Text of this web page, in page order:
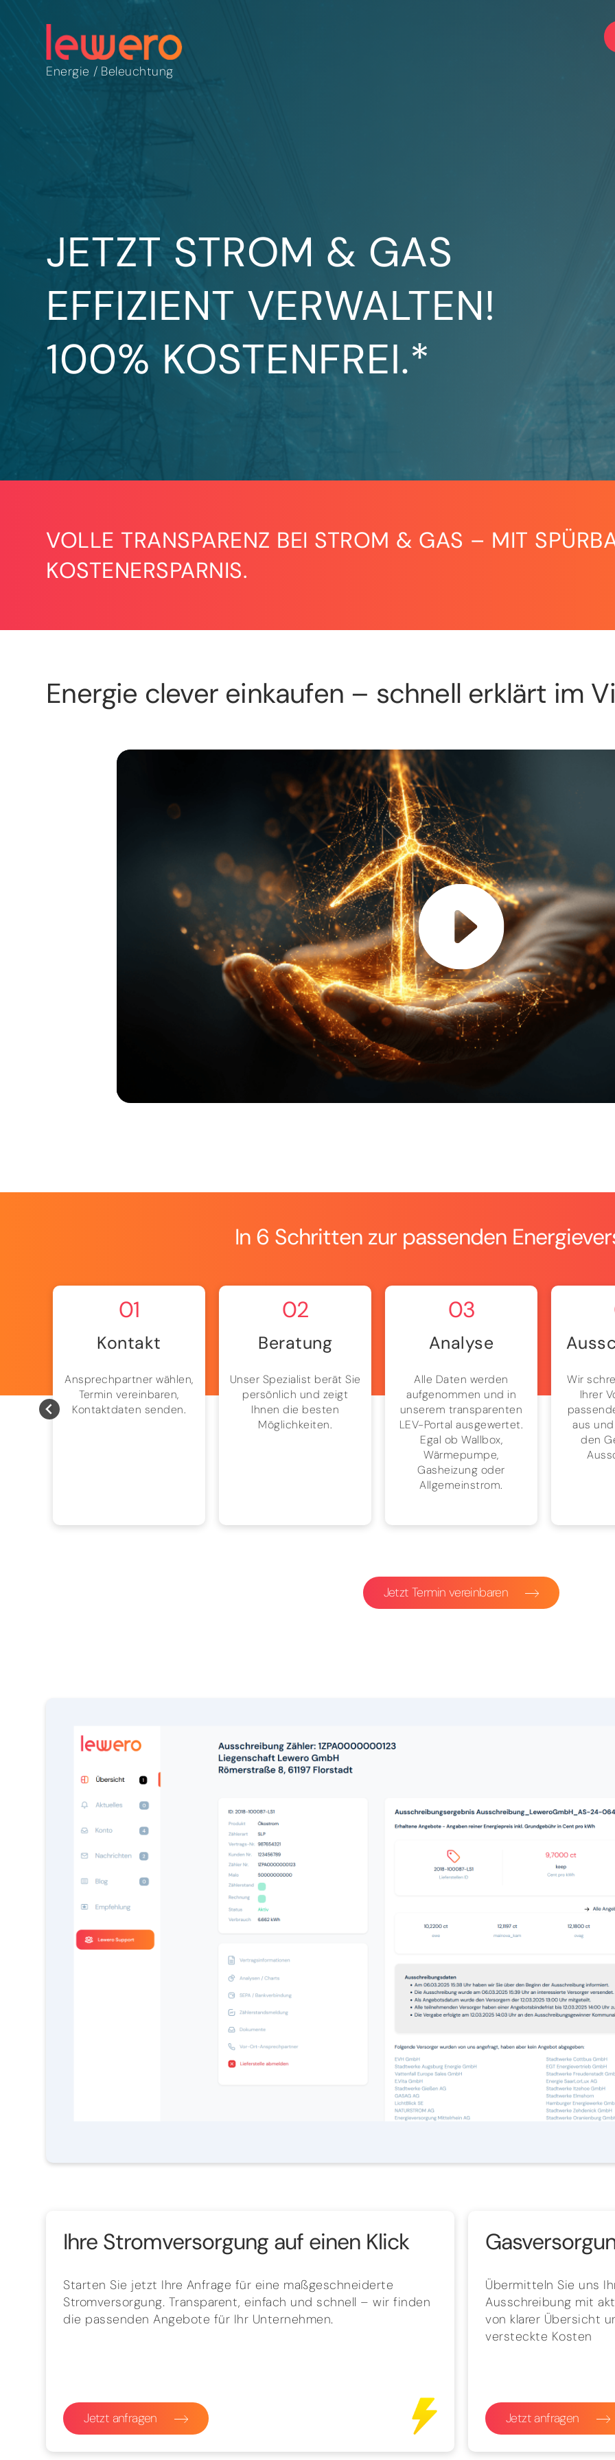
Energie / Beleuchtung
JETZT STROM & GAS
EFFIZIENT VERWALTEN!
100% KOSTENFREI.*
VOLLE TRANSPARENZ BEI STROM & GAS – MIT
KOSTENERSPARNIS.
Energie clever einkaufen – schnell erklärt im
In 6 Schritten zur passenden
uns
01
Kontakt
Ansprechpartner wählen,
Termin vereinbaren,
Kontaktdaten senden.
02
Beratung
Unser Spezialist berät Sie
persönlich und zeigt
Ihnen die besten
Möglichkeiten.
03
Analyse
Alle Daten werden
aufgenommen und in
unserem transparenten
LEV-Portal ausgewertet.
Egal ob Wallbox,
Wärmepumpe,
Gasheizung oder
Allgemeinstrom.
Wir
Ihrer
aus
den
Jetzt Termin vereinbaren
Ihre Stromversorgung auf einen Klick
Starten Sie jetzt Ihre Anfrage für eine maßgeschneiderte
Stromversorgung. Transparent, einfach und schnell – wir finden
die passenden Angebote für Ihr Unternehmen.
Jetzt anfragen
Übermitteln Sie uns
Ausschreibung mit
von klarer Übersicht
versteckte Kosten
Jetzt anfragen